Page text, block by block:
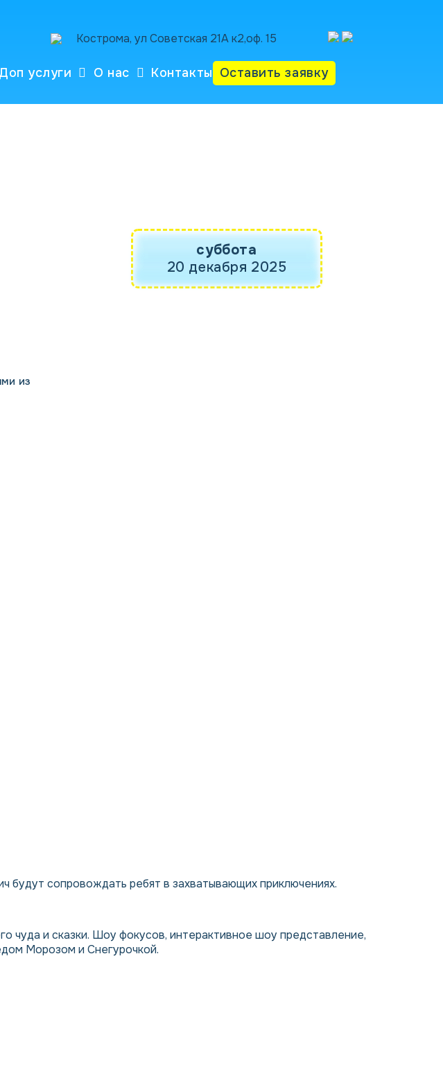
Кострома, ул Советская 21А к2,оф. 15
Доп услуги О нас Контакты Оставить заявку
из
суббота
20 декабря 2025
будут сопровождать ребят в захватывающих приключениях.
чуда и сказки. Шоу фокусов, интерактивное шоу представление,
Морозом и Снегурочкой.